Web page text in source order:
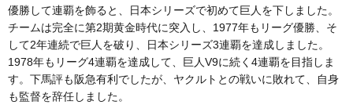
優勝して連覇を飾ると、日本シリーズで初めて巨人を下しました。
チームは完全に第2期黄金時代に突入し、1977年もリーグ優勝、そ
して2年連続で巨人を破り、日本シリーズ3連覇を達成しました。
1978年もリーグ4連覇を達成して、巨人V9に続く4連覇を目指しま
す。下馬評も阪急有利でしたが、ヤクルトとの戦いに敗れて、自身
も監督を辞任しました。